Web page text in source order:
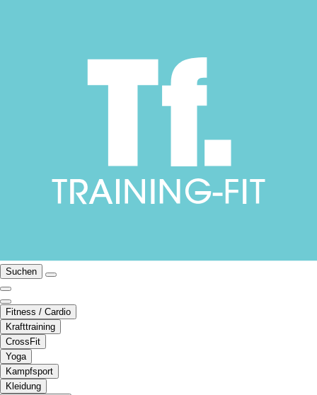
Suchen
Fitness / Cardio
Krafttraining
CrossFit
Yoga
Kampfsport
Kleidung